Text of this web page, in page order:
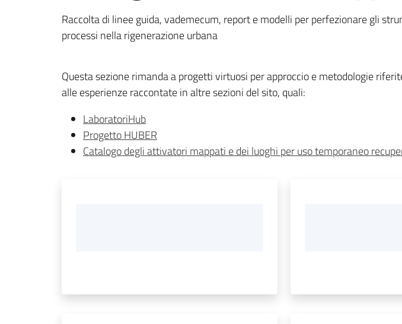
Raccolta di linee guida, vademecum, report e modelli per perfezionare gli
processi nella rigenerazione urbana
Questa sezione rimanda a progetti virtuosi per approccio e metodologie
alle esperienze raccontate in altre sezioni del sito, quali:
LaboratoriHub
Progetto HUBER
Catalogo degli attivatori mappati e dei luoghi per uso temporaneo